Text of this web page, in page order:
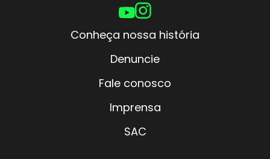
Conheça nossa história
Denuncie
Fale conosco
Imprensa
SAC